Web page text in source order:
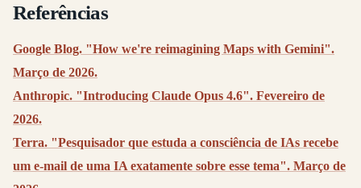
Referências
Google Blog. "How we're reimagining Maps with Gemini".
Março de 2026.
Anthropic. "Introducing Claude Opus 4.6". Fevereiro de
2026.
Terra. "Pesquisador que estuda a consciência de IAs recebe
um e-mail de uma IA exatamente sobre esse tema". Março de